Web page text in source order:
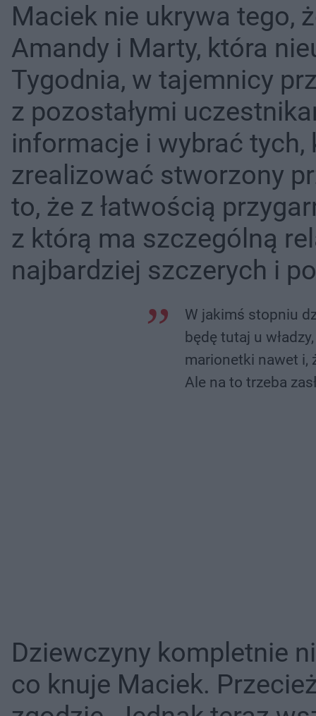
Maciek nie ukrywa tego,
Amandy i Marty, która
Tygodnia, w tajemnicy
z pozostałymi
informacje i wybrać
zrealizować stworzony
to, że z łatwością
z którą ma szczególną
najbardziej szczerych i
W jakimś stopniu
będę tutaj u
marionetki nawet i,
Ale na to trzeba
Dziewczyny kompletnie
co knuje Maciek.